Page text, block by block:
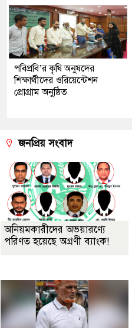
পবিপ্রবি’র কৃষি অনুষদের
শিক্ষার্থীদের ওরিয়েন্টেশন
প্রোগ্রাম অনুষ্ঠিত
জনপ্রিয় সংবাদ
অনিয়মকারীদের অভয়ারণ্যে
পরিণত হয়েছে অগ্রণী ব্যাংক!